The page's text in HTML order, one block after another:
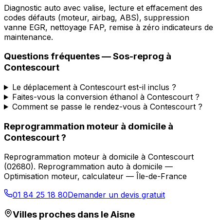
Diagnostic auto avec valise, lecture et effacement des
codes défauts (moteur, airbag, ABS), suppression
vanne EGR, nettoyage FAP, remise à zéro indicateurs de
maintenance.
Questions fréquentes —Sos-reprog à
Contescourt
Le déplacement à Contescourt est-il inclus ?
Faites-vous la conversion éthanol à Contescourt ?
Comment se passe le rendez-vous à Contescourt ?
Reprogrammation moteur à domicile à
Contescourt?
Reprogrammation moteur à domicile à Contescourt
(02680). Reprogrammation auto à domicile —
Optimisation moteur, calculateur — Île-de-France
01 84 25 18 80Demander un devis gratuit
Villes proches dans leAisne